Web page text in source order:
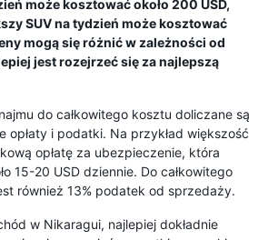
może kosztować około 200 USD,
SUV na tydzień może kosztować
mogą się różnić w zależności od
jest rozejrzeć się za najlepszą
do całkowitego kosztu doliczane są
opłaty i podatki. Na przykład większość
opłatę za ubezpieczenie, która
15-20 USD dziennie. Do całkowitego
również 13% podatek od sprzedaży.
w Nikaragui, najlepiej dokładnie